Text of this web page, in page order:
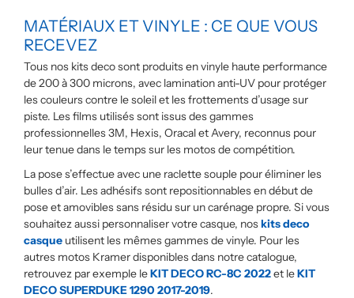
MATÉRIAUX ET VINYLE : CE QUE VOUS
RECEVEZ
Tous nos kits deco sont produits en vinyle haute performance
de 200 à 300 microns, avec lamination anti-UV pour protéger
les couleurs contre le soleil et les frottements d’usage sur
piste. Les films utilisés sont issus des gammes
professionnelles 3M, Hexis, Oracal et Avery, reconnus pour
leur tenue dans le temps sur les motos de compétition.
La pose s’effectue avec une raclette souple pour éliminer les
bulles d’air. Les adhésifs sont repositionnables en début de
pose et amovibles sans résidu sur un carénage propre. Si vous
souhaitez aussi personnaliser votre casque, noskits deco
casque utilisent les mêmes gammes de vinyle. Pour les
autres motos Kramer disponibles dans notre catalogue,
retrouvez par exemple leKIT DECO RC-8C 2022et leKIT
DECO SUPERDUKE 1290 2017-2019.